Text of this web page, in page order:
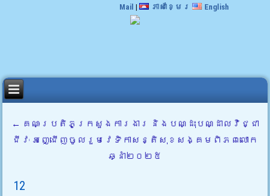
Mail | ភាសាខ្មែរ English
← គណៈប្រតិភូក្រសួងការងារ និងបណ្ដុះបណ្ដាលវិជ្ជា
ជីវៈ អញ្ជើញចូលរួមវេទិកាសន្តិសុខសង្គមពិភពលោក
ឆ្នាំ២០២៥
12